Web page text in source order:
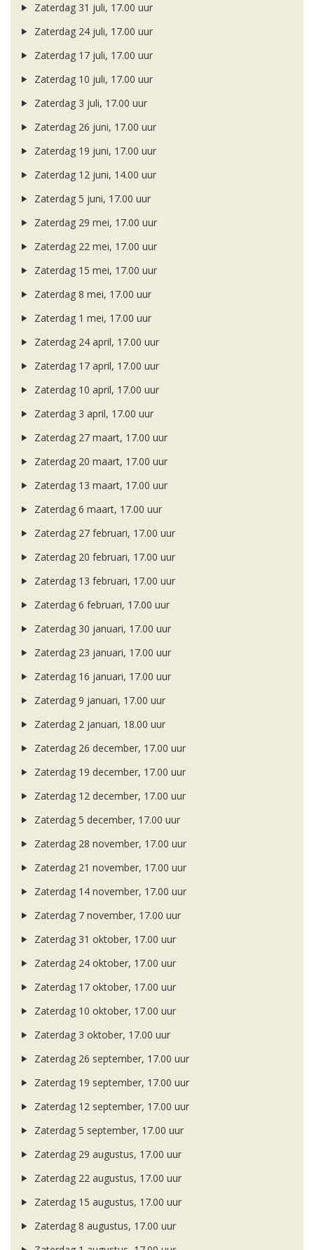
Zaterdag 31 juli, 17.00 uur
Zaterdag 24 juli, 17.00 uur
Zaterdag 17 juli, 17.00 uur
Zaterdag 10 juli, 17.00 uur
Zaterdag 3 juli, 17.00 uur
Zaterdag 26 juni, 17.00 uur
Zaterdag 19 juni, 17.00 uur
Zaterdag 12 juni, 14.00 uur
Zaterdag 5 juni, 17.00 uur
Zaterdag 29 mei, 17.00 uur
Zaterdag 22 mei, 17.00 uur
Zaterdag 15 mei, 17.00 uur
Zaterdag 8 mei, 17.00 uur
Zaterdag 1 mei, 17.00 uur
Zaterdag 24 april, 17.00 uur
Zaterdag 17 april, 17.00 uur
Zaterdag 10 april, 17.00 uur
Zaterdag 3 april, 17.00 uur
Zaterdag 27 maart, 17.00 uur
Zaterdag 20 maart, 17.00 uur
Zaterdag 13 maart, 17.00 uur
Zaterdag 6 maart, 17.00 uur
Zaterdag 27 februari, 17.00 uur
Zaterdag 20 februari, 17.00 uur
Zaterdag 13 februari, 17.00 uur
Zaterdag 6 februari, 17.00 uur
Zaterdag 30 januari, 17.00 uur
Zaterdag 23 januari, 17.00 uur
Zaterdag 16 januari, 17.00 uur
Zaterdag 9 januari, 17.00 uur
Zaterdag 2 januari, 18.00 uur
Zaterdag 26 december, 17.00 uur
Zaterdag 19 december, 17.00 uur
Zaterdag 12 december, 17.00 uur
Zaterdag 5 december, 17.00 uur
Zaterdag 28 november, 17.00 uur
Zaterdag 21 november, 17.00 uur
Zaterdag 14 november, 17.00 uur
Zaterdag 7 november, 17.00 uur
Zaterdag 31 oktober, 17.00 uur
Zaterdag 24 oktober, 17.00 uur
Zaterdag 17 oktober, 17.00 uur
Zaterdag 10 oktober, 17.00 uur
Zaterdag 3 oktober, 17.00 uur
Zaterdag 26 september, 17.00 uur
Zaterdag 19 september, 17.00 uur
Zaterdag 12 september, 17.00 uur
Zaterdag 5 september, 17.00 uur
Zaterdag 29 augustus, 17.00 uur
Zaterdag 22 augustus, 17.00 uur
Zaterdag 15 augustus, 17.00 uur
Zaterdag 8 augustus, 17.00 uur